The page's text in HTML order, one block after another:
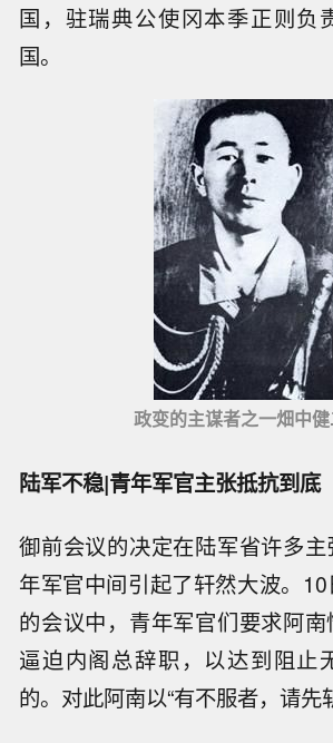
国，驻瑞典公使冈本季正则负
国。
政变的主谋者之一畑中健
陆军不稳|青年军官主张抵抗到底
御前会议的决定在陆军省许多
年军官中间引起了轩然大波。
的会议中，青年军官们要求阿
逼迫内阁总辞职，以达到阻止
的。对此阿南以“有不服者，请先